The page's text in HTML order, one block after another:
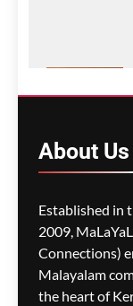
About Us
Established in
2009,
Connections)
Malayalam
the heart of